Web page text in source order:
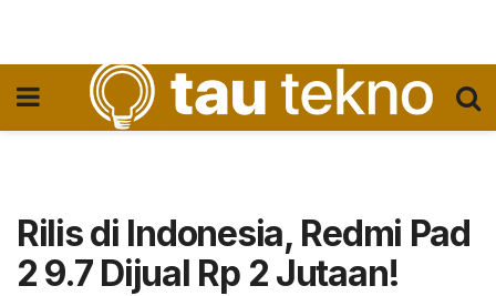
Rilis di Indonesia, Redmi Pad
2 9.7 Dijual Rp 2 Jutaan!